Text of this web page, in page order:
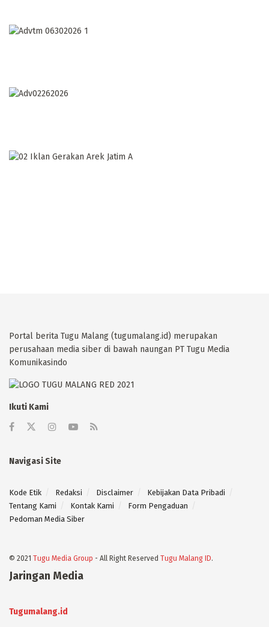
Portal berita Tugu Malang (tugumalang.id) merupakan
perusahaan media siber di bawah naungan PT Tugu Media
Komunikasindo
Ikuti Kami
Navigasi Site
Kode Etik Redaksi Disclaimer
Kebijakan Data Pribadi
Tentang Kami
Kontak Kami
Form Pengaduan
Pedoman Media Siber
© 2021 Tugu Media Group - All Right Reserved Tugu Malang ID.
Jaringan Media
Tugumalang.id